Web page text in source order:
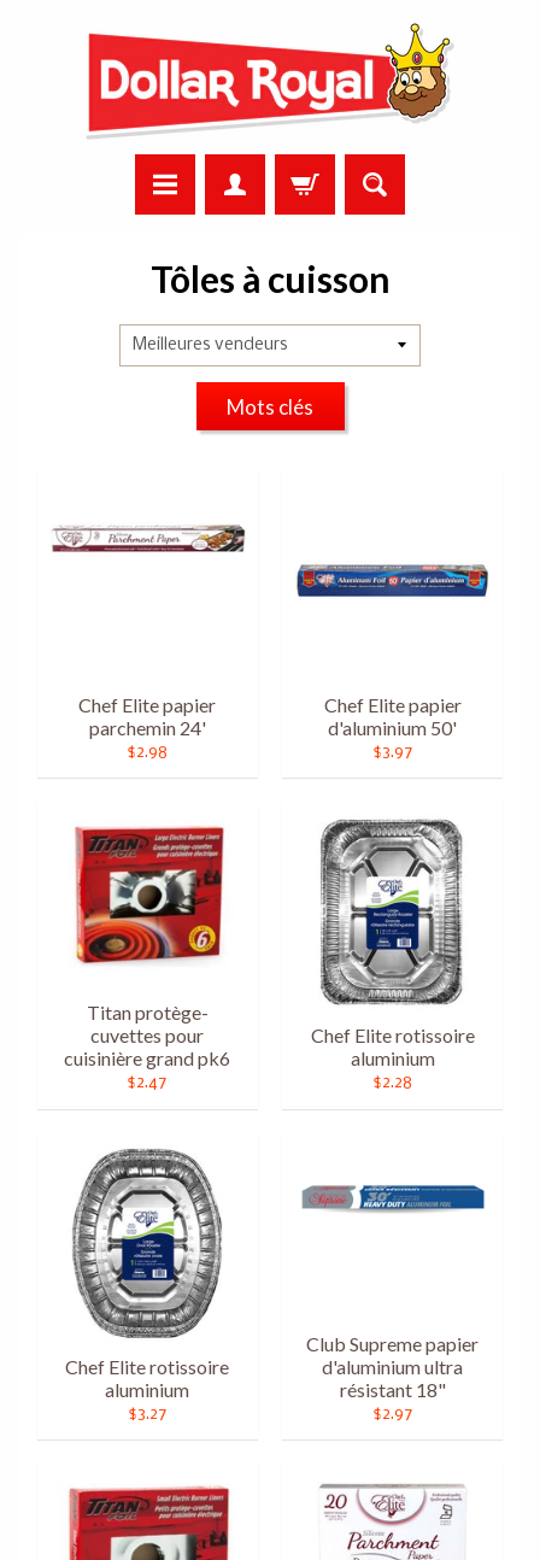
Tôles à cuisson
Mots clés
Chef Elite papier
parchemin 24'
$2.98
Chef Elite papier
d'aluminium 50'
$3.97
Titan protège-
cuvettes pour
cuisinière grand pk6
$2.47
Chef Elite rotissoire
aluminium
$2.28
Chef Elite rotissoire
aluminium
$3.27
Club Supreme papier
d'aluminium ultra
résistant 18"
$2.97